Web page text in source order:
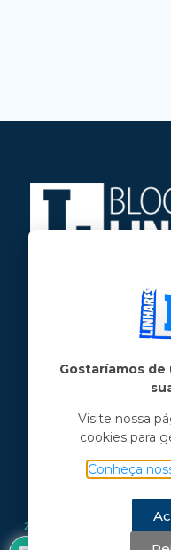
Jose Linhares Jr
Formado em
e tem pós-
e marketing
Menu principal
2
Gostaríamos de
Visite nossa
cookies para
Conheça